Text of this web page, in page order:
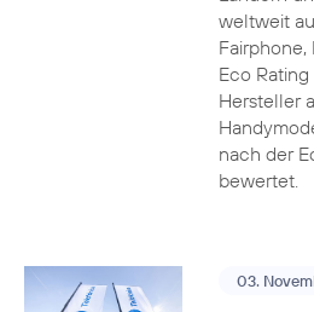
weltweit
Eco
Hersteller
nach der
bewertet.
03.